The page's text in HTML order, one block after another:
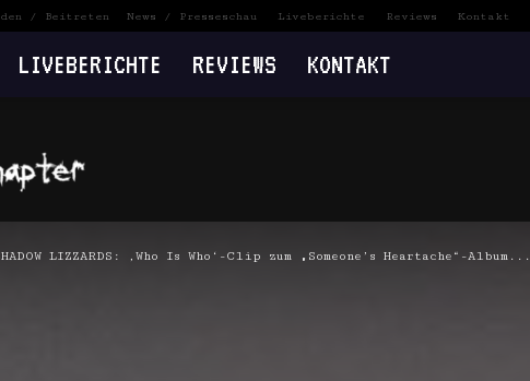
/ Beitreten News / Presseschau Liveberichte Reviews Kontakt
LIVEBERICHTE REVIEWS KONTAKT
LIZZARDS: ‚Who Is Who‘-Clip zum „Someone’s Heartache“-Album...